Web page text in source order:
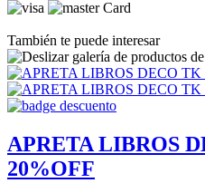
También te puede interesar
APRETA LIBROS
20%OFF